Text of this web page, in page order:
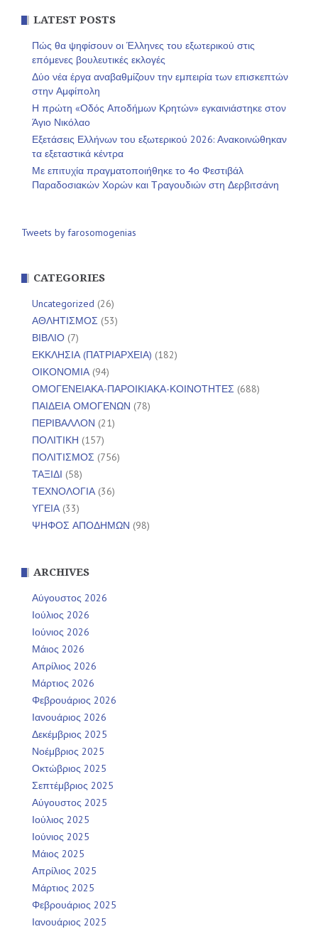
LATEST POSTS
Πώς θα ψηφίσουν οι Έλληνες του εξωτερικού στις
επόμενες βουλευτικές εκλογές
Δύο νέα έργα αναβαθμίζουν την εμπειρία των επισκεπτών
στην Αμφίπολη
Η πρώτη «Οδός Αποδήμων Κρητών» εγκαινιάστηκε στον
Άγιο Νικόλαο
Εξετάσεις Ελλήνων του εξωτερικού 2026: Ανακοινώθηκαν
τα εξεταστικά κέντρα
Με επιτυχία πραγματοποιήθηκε το 4ο Φεστιβάλ
Παραδοσιακών Χορών και Τραγουδιών στη Δερβιτσάνη
Tweets by farosomogenias
CATEGORIES
Uncategorized (26)
ΑΘΛΗΤΙΣΜΟΣ (53)
ΒΙΒΛΙΟ (7)
ΕΚΚΛΗΣΙΑ (ΠΑΤΡΙΑΡΧΕΙΑ) (182)
ΟΙΚΟΝΟΜΙΑ(94)
ΟΜΟΓΕΝΕΙΑΚΑ-ΠΑΡΟΙΚΙΑΚΑ-ΚΟΙΝΟΤΗΤΕΣ (688)
ΠΑΙΔΕΙΑ ΟΜΟΓΕΝΩΝ (78)
ΠΕΡΙΒΑΛΛΟΝ (21)
ΠΟΛΙΤΙΚΗ (157)
ΠΟΛΙΤΙΣΜΟΣ (756)
ΤΑΞΙΔΙ (58)
ΤΕΧΝΟΛΟΓΙΑ(36)
ΥΓΕΙΑ(33)
ΨΗΦΟΣ ΑΠΟΔΗΜΩΝ (98)
ARCHIVES
Αύγουστος 2026
Ιούλιος 2026
Ιούνιος 2026
Μάιος 2026
Απρίλιος 2026
Μάρτιος 2026
Φεβρουάριος 2026
Ιανουάριος 2026
Δεκέμβριος 2025
Νοέμβριος 2025
Οκτώβριος 2025
Σεπτέμβριος 2025
Αύγουστος 2025
Ιούλιος 2025
Ιούνιος 2025
Μάιος 2025
Απρίλιος 2025
Μάρτιος 2025
Φεβρουάριος 2025
Ιανουάριος 2025